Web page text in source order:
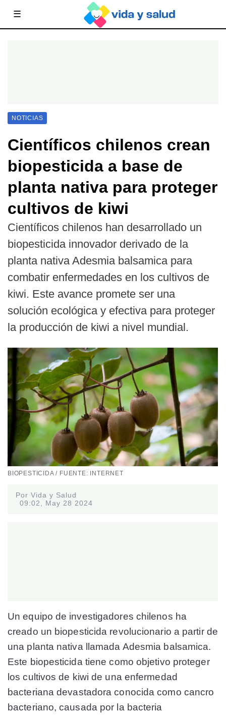
☰
NOTICIAS
Científicos chilenos crean
biopesticida a base de
planta nativa para proteger
cultivos de kiwi
Científicos chilenos han desarrollado un
biopesticida innovador derivado de la
planta nativa Adesmia balsamica para
combatir enfermedades en los cultivos de
kiwi. Este avance promete ser una
solución ecológica y efectiva para proteger
la producción de kiwi a nivel mundial.
BIOPESTICIDA / FUENTE: INTERNET
Por Vida y Salud
09:02, May 28 2024
Un equipo de investigadores chilenos ha
creado un biopesticida revolucionario a partir de
una planta nativa llamada Adesmia balsamica.
Este biopesticida tiene como objetivo proteger
los cultivos de kiwi de una enfermedad
bacteriana devastadora conocida como cancro
bacteriano, causada por la bacteria